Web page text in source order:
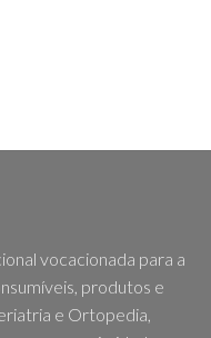
vocacionada para a
produtos e
e Ortopedia,